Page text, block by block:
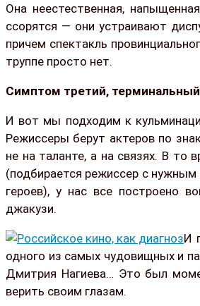
Она неестественная,
ссорятся — они устраивают
причем спектакль
труппе просто нет.
Симптом третий,
И вот мы подходим к
Режиссеры берут актеров по
не на таланте, а на связях. В то
(подбирается режиссер с
героев), у нас все построено
джакузи.
И
одного из самых чудовищных и
Дмитрия Нагиева… Это был
верить своим глазам.